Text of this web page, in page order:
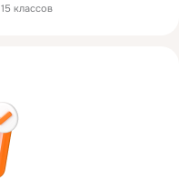
15 классов